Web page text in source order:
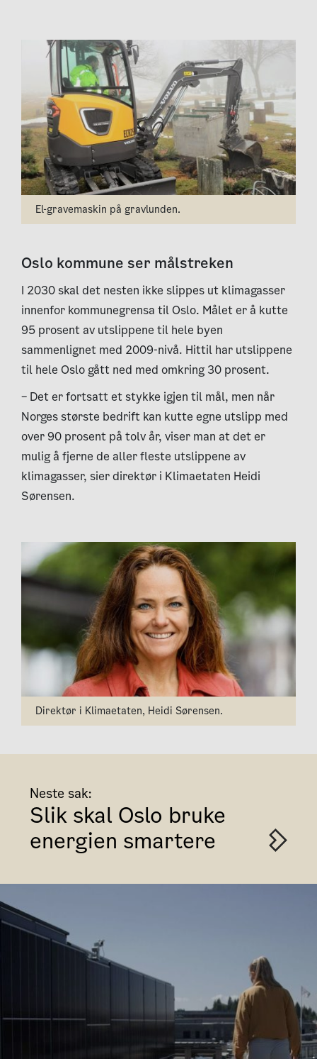
El-gravemaskin på gravlunden.
Oslo kommune ser målstreken
I 2030 skal det nesten ikke slippes ut klimagasser
innenfor kommunegrensa til Oslo. Målet er å kutte
95 prosent av utslippene til hele byen
sammenlignet med 2009-nivå. Hittil har utslippene
til hele Oslo gått ned med omkring 30 prosent.
– Det er fortsatt et stykke igjen til mål, men når
Norges største bedrift kan kutte egne utslipp med
over 90 prosent på tolv år, viser man at det er
mulig å fjerne de aller fleste utslippene av
klimagasser, sier direktør i Klimaetaten Heidi
Sørensen.
Direktør i Klimaetaten, Heidi Sørensen.
Neste sak:
Slik skal Oslo bruke
energien smartere